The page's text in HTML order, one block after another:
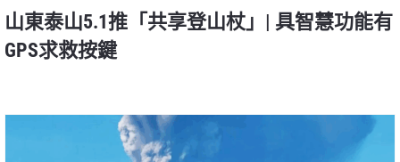
山東泰山5.1推「共享登山杖」| 具智慧功能有
GPS求救按鍵